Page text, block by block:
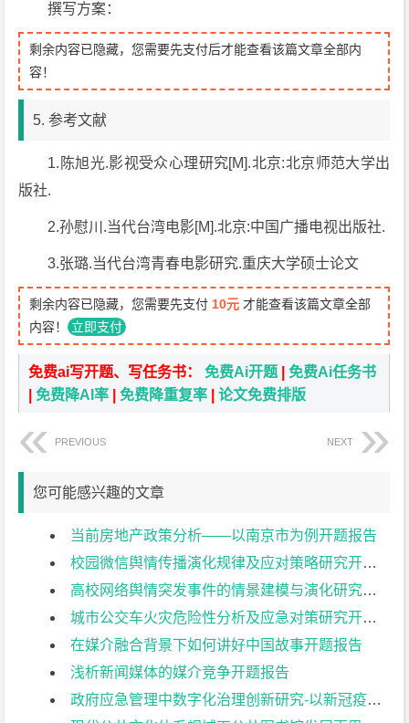
撰写方案：
剩余内容已隐藏，您需要先支付后才能查看该篇文章全部内
容！
5. 参考文献
1.陈旭光.影视受众心理研究[M].北京:北京师范大学出
版社.
2.孙慰川.当代台湾电影[M].北京:中国广播电视出版社.
3.张璐.当代台湾青春电影研究.重庆大学硕士论文
剩余内容已隐藏，您需要先支付 10元 才能查看该篇文章全部
内容！ 立即支付
免费ai写开题、写任务书：免费Ai开题 |免费Ai任务书
|免费降AI率 |免费降重复率 |论文免费排版
PREVIOUS NEXT
您可能感兴趣的文章
当前房地产政策分析——以南京市为例开题报告
校园微信舆情传播演化规律及应对策略研究开题报告
高校网络舆情突发事件的情景建模与演化研究开题报告
城市公交车火灾危险性分析及应急对策研究开题报告
在媒介融合背景下如何讲好中国故事开题报告
浅析新闻媒体的媒介竞争开题报告
政府应急管理中数字化治理创新研究-以新冠疫情“健康码”推行为例开题报告